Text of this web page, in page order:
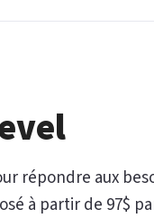
répondre aux
à partir de 97$